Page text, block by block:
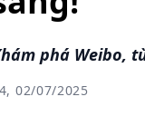
phá Weibo,
02/07/2025